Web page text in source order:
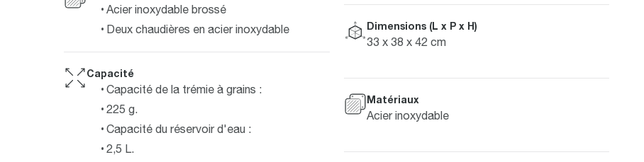
Acier inoxydable brossé
Deux chaudières en acier inoxydable
Capacité
Capacité de la trémie à grains :
225 g.
Capacité du réservoir d'eau :
2,5 L.
Dimensions (L x P x H)
33 x 38 x 42 cm
Matériaux
Acier inoxydable